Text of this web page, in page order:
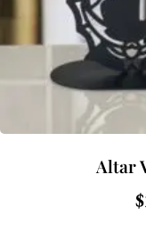
Altar
$